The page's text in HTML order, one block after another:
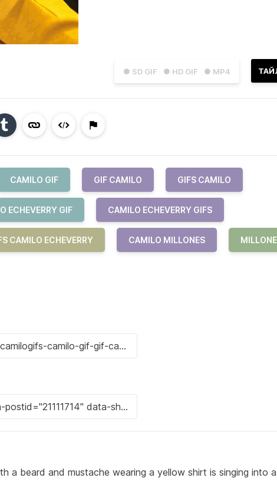
● SD GIF ● HD GIF ● MP4
CAMILO GIF GIF CAMILO GIFS CAMILO
ECHEVERRY GIF CAMILO ECHEVERRY GIFS
CAMILO ECHEVERRY CAMILO MILLONES
a beard and mustache wearing a yellow shirt is singing into